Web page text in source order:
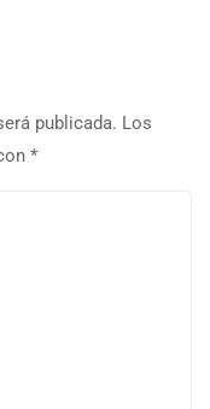
publicada. Los
*